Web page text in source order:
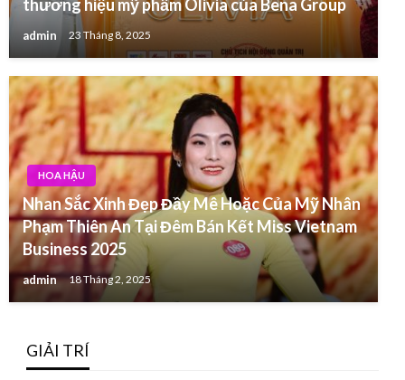
thương hiệu mỹ phẩm Olivia của Bena Group
admin 23 Tháng 8, 2025
HOA HẬU
Nhan Sắc Xinh Đẹp Đầy Mê Hoặc Của Mỹ Nhân
Phạm Thiên An Tại Đêm Bán Kết Miss Vietnam
Business 2025
admin 18 Tháng 2, 2025
GIẢI TRÍ